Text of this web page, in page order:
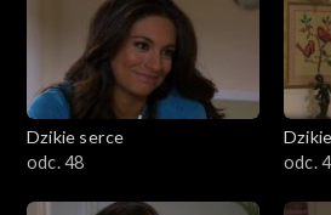
Dzikie serce
odc. 48
odc.